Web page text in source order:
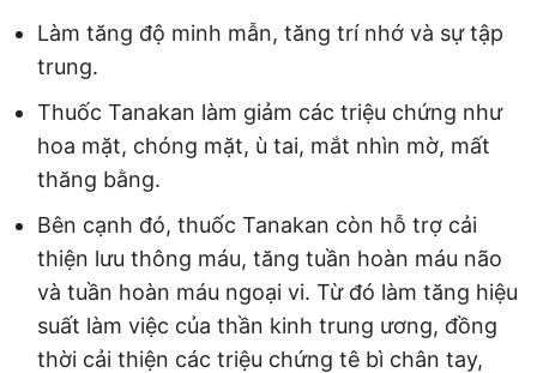
Làm tăng độ minh mẫn, tăng trí nhớ và sự tập
trung.
Thuốc Tanakan làm giảm các triệu chứng như
hoa mặt, chóng mặt, ù tai, mắt nhìn mờ, mất
thăng bằng.
Bên cạnh đó, thuốc Tanakan còn hỗ trợ cải
thiện lưu thông máu, tăng tuần hoàn máu não
và tuần hoàn máu ngoại vi. Từ đó làm tăng hiệu
suất làm việc của thần kinh trung ương, đồng
thời cải thiện các triệu chứng tê bì chân tay,